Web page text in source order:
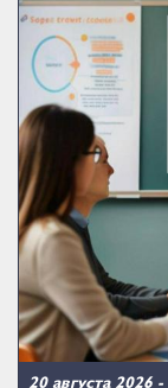
20 августа 2026 -